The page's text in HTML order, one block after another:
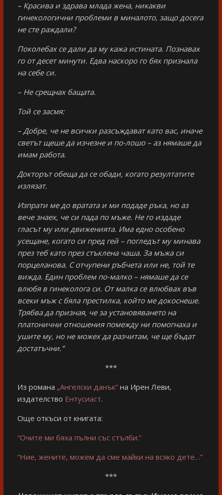
– Красива и здрава млада жена, никакви
гинекологични проблеми в миналото, защо досега
не сте раждали?
Поколебах се дали да му кажа истината. Познавах
го от десет минути. Eдва наскоро го бях признала
на себе си.
– Не срещнах бащата.
Той се засмя:
– Добре, че не всички разсъждават като вас, иначе
светът щеше да изчезне и по-лошо – аз нямаше да
имам работа.
Докторът обеща да се обади, когато резултатите
излязат.
Изпрати ме до вратата и ми подаде ръка, но аз
вече знаех, че си пада по мъже. Не го издаде
гласът му или движенията. Има едно особено
усещане, когато си пред гей – погледът му минава
през теб като през стъклена чаша. За мъжа си
порцеланова. С отчупени ръбчета или не, той те
вижда. Един проблем по-малко – нямаше да се
влюбя в гинеколога си. От малка се влюбвах във
всеки мъж с бяла престилка, който ме докоснеше.
Трябва да призная, че за установяването на
платонични отношения помежду ни помогнаха и
ушите му, но не можех да разчитам, че ще бъдат
достатъчни.“
***
Из романа „Ангелски данък“на Ирен Леви,
издателство Ентусиаст.
Още откъси от книгата:
“Очите ми бяха пълни със стълби.”
“Ние, жените, можем да сме майки на всяко дете…”
***